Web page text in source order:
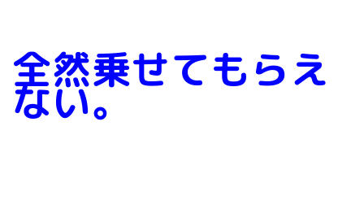
全然乗せてもらえ
ない。